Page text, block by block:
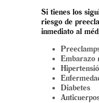
Si tienes los
riesgo de
inmediato al
Embarazo
Diabetes